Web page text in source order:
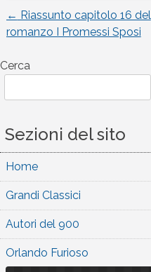
Navigazione
articoli
← Riassunto capitolo 16 del
romanzo I Promessi Sposi
Cerca
Sezioni del sito
Home
Grandi Classici
Autori del 900
Orlando Furioso